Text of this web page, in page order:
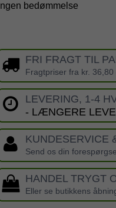
Ingen bedømmelse
FRI FRAGT TIL
Fragtpriser fra kr. 36,80
LEVERING, 1-4
- LÆNGERE
KUNDESERVICE
Send os din
HANDEL TRYGT
Eller se butikkens